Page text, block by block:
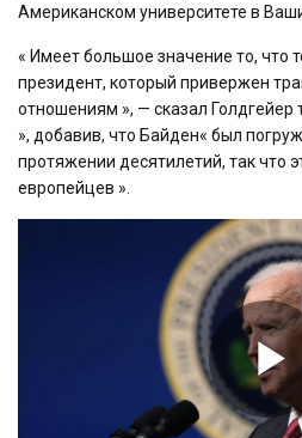
Американском университете в
« Имеет большое значение то, что
президент, который привержен
отношениям », — сказал
», добавив, что Байден« был
протяжении десятилетий, так что
европейцев ».